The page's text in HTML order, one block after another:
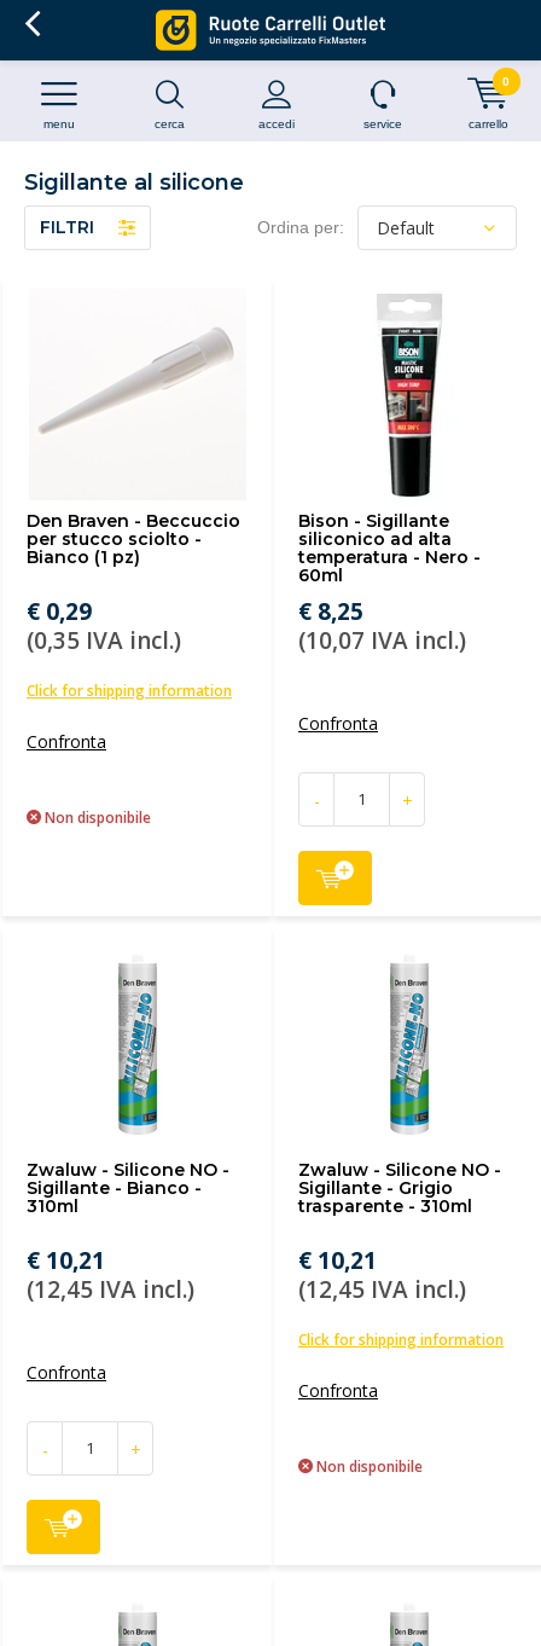
cerca accedi
menu service carrello
0
Sigillante al silicone
FILTRI Ordina per:
Den Braven - Beccuccio
per stucco sciolto -
Bianco (1 pz)
€ 0,29
(0,35 IVA incl.)
Click for shipping information
Confronta
Non disponibile
Bison - Sigillante
siliconico ad alta
temperatura - Nero -
60ml
€ 8,25
(10,07 IVA incl.)
Confronta
- +
Zwaluw - Silicone NO -
Sigillante - Bianco -
310ml
€ 10,21
(12,45 IVA incl.)
Confronta
- +
Zwaluw - Silicone NO -
Sigillante - Grigio
trasparente - 310ml
€ 10,21
(12,45 IVA incl.)
Click for shipping information
Confronta
Non disponibile